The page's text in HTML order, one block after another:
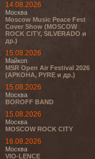
14.08.2026
Москва
Moscow Music Peace Fest
Cover Show (MOSCOW
ROCK CITY, SILVERADO и
др.)
15.08.2026
Майкоп
MSR Open Air Festival 2026
(АРКОНА, PYRE и др.)
15.08.2026
Москва
BOROFF BAND
15.08.2026
Москва
MOSCOW ROCK CITY
16.08.2026
Москва
VIO-LENCE